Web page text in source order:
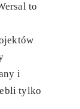
to
i
tylko